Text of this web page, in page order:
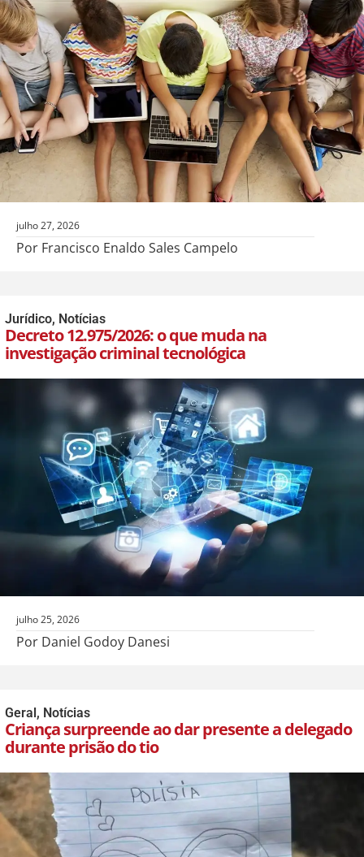
julho 27, 2026
Por Francisco Enaldo Sales Campelo
Jurídico, Notícias
Decreto 12.975/2026: o que muda na
investigação criminal tecnológica
julho 25, 2026
Por Daniel Godoy Danesi
Geral , Notícias
Criança surpreende ao dar presente a delegado
durante prisão do tio